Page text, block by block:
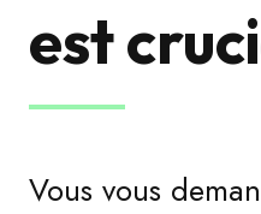
est
Vous vous